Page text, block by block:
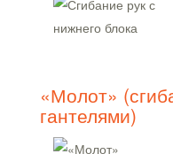
«Молот»
гантелями)